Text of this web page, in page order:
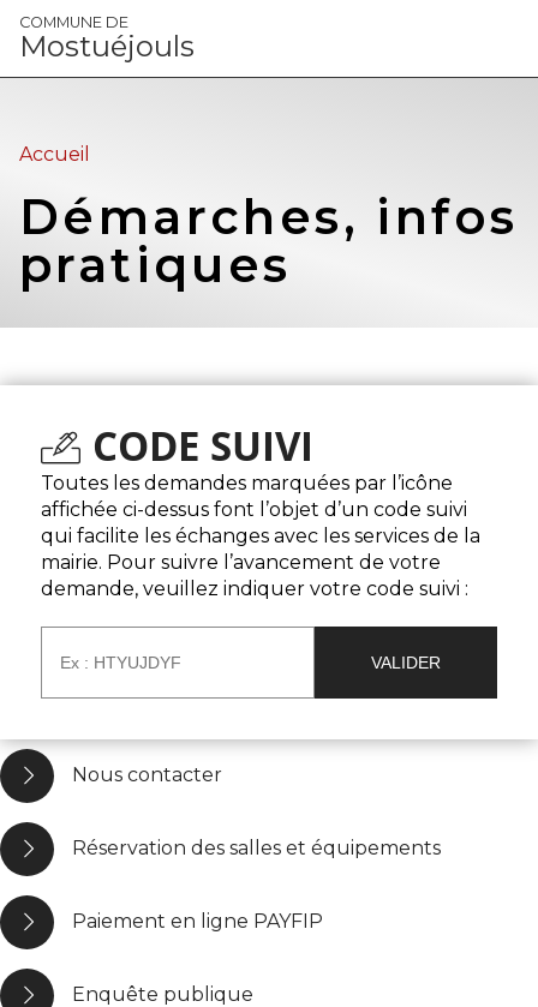
Panneau de gestion des cookies
COMMUNE DE
Mostuéjouls
Accueil
Démarches, infos
pratiques
CODE SUIVI
Toutes les demandes marquées par l’icône
affichée ci-dessus font l’objet d’un code suivi
qui facilite les échanges avec les services de la
mairie. Pour suivre l’avancement de votre
demande, veuillez indiquer votre code suivi :
Nous contacter
Réservation des salles et équipements
Paiement en ligne PAYFIP
Enquête publique